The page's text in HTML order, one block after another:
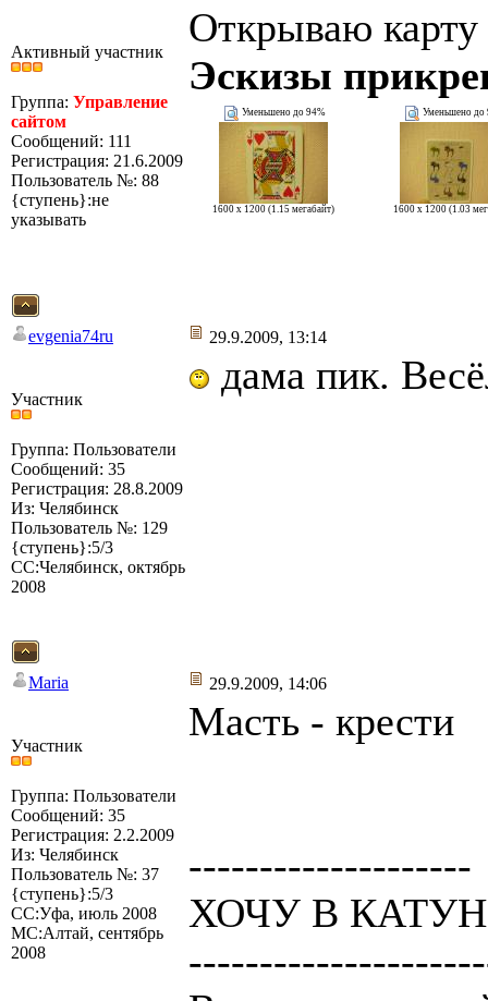
Активный участник
Группа: Управление
сайтом
Сообщений: 111
Регистрация: 21.6.2009
Пользователь №: 88
{ступень}:не
указывать
Открываю
Эскизы
Уменьшено до 94%
1600 x 1200 (1.15 мегабайт)
Уменьшено до
1600 x 1200 (1.03
evgenia74ru 29.9.2009, 13:14
Участник
Группа: Пользователи
Сообщений: 35
Регистрация: 28.8.2009
Из: Челябинск
Пользователь №: 129
{ступень}:5/3
СС:Челябинск, октябрь
2008
дама пик.
Maria 29.9.2009, 14:06
Участник
Группа: Пользователи
Сообщений: 35
Регистрация: 2.2.2009
Из: Челябинск
Пользователь №: 37
{ступень}:5/3
СС:Уфа, июль 2008
МС:Алтай, сентябрь
2008
Масть - крести
--------------------
ХОЧУ В